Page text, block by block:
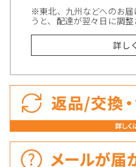
※東北、九州などへのお
うと、配達が翌々日に調整
詳し